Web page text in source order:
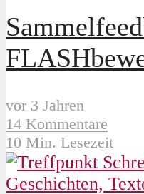
vor 3 Jahren
14 Kommentare
10 Min. Lesezeit